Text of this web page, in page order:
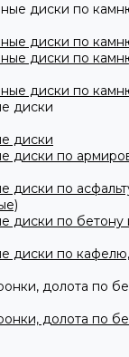
диски по
диски по
диски по
диски по
диски
диски
диски по
диски по
диски по бетону
диски по
долота по
долота по